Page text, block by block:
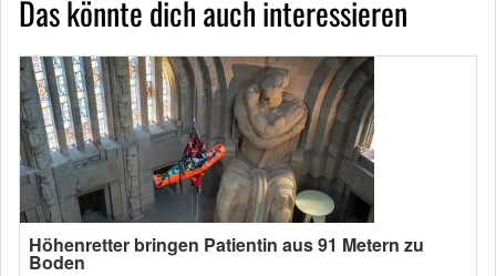
Das könnte dich auch interessieren
Höhenretter bringen Patientin aus 91 Metern zu
Boden